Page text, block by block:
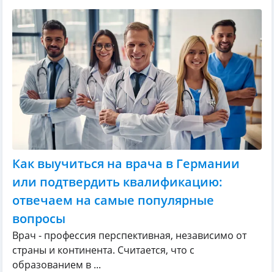
Как выучиться на врача в Германии
или подтвердить квалификацию:
отвечаем на самые популярные
вопросы
Врач - профессия перспективная, независимо от
страны и континента. Считается, что с
образованием в ...